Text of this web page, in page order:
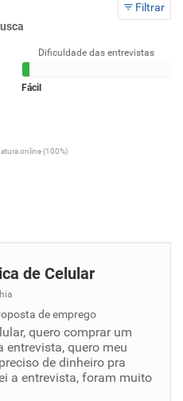
Filtrar
Dificuldade das entrevistas
Fácil
online (100%)
de Celular
de emprego
quero comprar um
entrevista, quero meu
de dinheiro pra
a entrevista, foram muito